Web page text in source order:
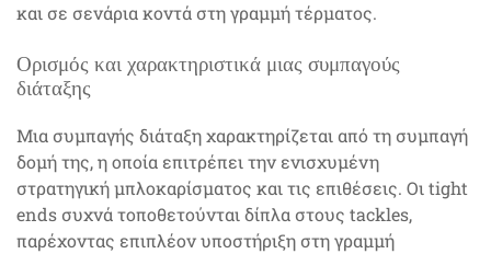
και σε σενάρια κοντά στη γραμμή τέρματος.
Ορισμός και χαρακτηριστικά μιας συμπαγούς
διάταξης
Μια συμπαγής διάταξη χαρακτηρίζεται από τη συμπαγή
δομή της, η οποία επιτρέπει την ενισχυμένη
στρατηγική μπλοκαρίσματος και τις επιθέσεις. Οι tight
ends συχνά τοποθετούνται δίπλα στους tackles,
παρέχοντας επιπλέον υποστήριξη στη γραμμή